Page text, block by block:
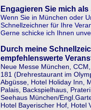
Engagieren Sie mich
Wenn Sie in München oder
Schnellzeichner für Ihre
Gerne schicke ich Ihnen
Durch meine
empfehlenswerte
Neue Messe München,
181 (Drehrestaurant im
Abgüsse, Hotel Holiday Inn,
Palais, Backspielhaus,
Seehaus München/
Hotel Bayerischer Hof, Hotel